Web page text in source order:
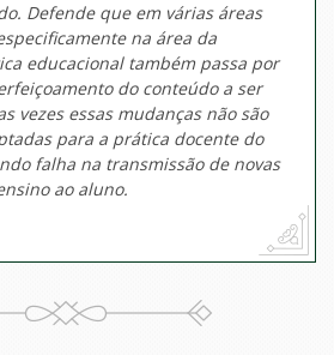
Defende que em várias áreas
na área da
educacional também passa por
do conteúdo a ser
vezes essas mudanças não são
para a prática docente do
falha na transmissão de novas
ao aluno.